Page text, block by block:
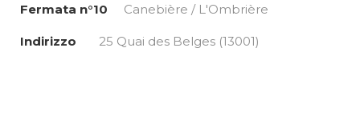
Fermata n°10 Canebière / L'Ombrière
Indirizzo 25 Quai des Belges (13001)